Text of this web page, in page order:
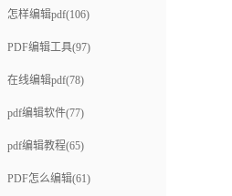
怎样编辑pdf(106)
PDF编辑工具(97)
在线编辑pdf(78)
pdf编辑软件(77)
pdf编辑教程(65)
PDF怎么编辑(61)